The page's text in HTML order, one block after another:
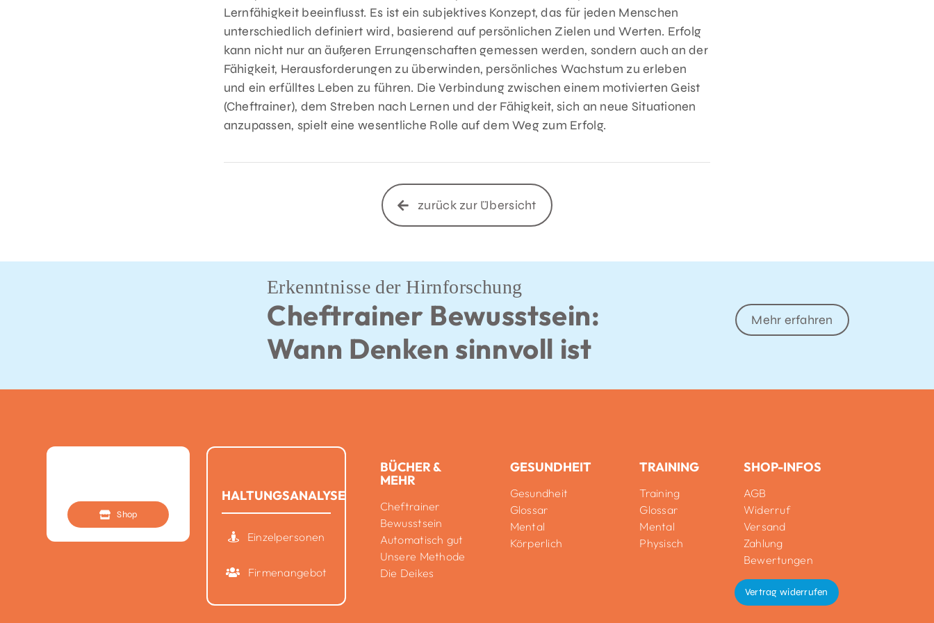
Lernfähigkeit beeinflusst. Es ist ein subjektives Konzept, das für jeden Menschen
unterschiedlich definiert wird, basierend auf persönlichen Zielen und Werten. Erfolg
kann nicht nur an äußeren Errungenschaften gemessen werden, sondern auch an der
Fähigkeit, Herausforderungen zu überwinden, persönliches Wachstum zu erleben
und ein erfülltes Leben zu führen. Die Verbindung zwischen einem motivierten Geist
(Cheftrainer), dem Streben nach Lernen und der Fähigkeit, sich an neue Situationen
anzupassen, spielt eine wesentliche Rolle auf dem Weg zum Erfolg.
zurück zur Übersicht
Erkenntnisse der Hirnforschung
Cheftrainer Bewusstsein:
Wann Denken sinnvoll ist
Mehr erfahren
Shop
HALTUNGSANALYSE
Einzelpersonen
Firmenangebot
BÜCHER &
MEHR
Cheftrainer
Bewusstsein
Automatisch gut
Unsere Methode
Die Deikes
GESUNDHEIT
Gesundheit
Glossar
Mental
Körperlich
TRAINING
Training
Glossar
Mental
Physisch
SHOP-INFOS
AGB
Widerruf
Versand
Zahlung
Bewertungen
Vertrag widerrufen